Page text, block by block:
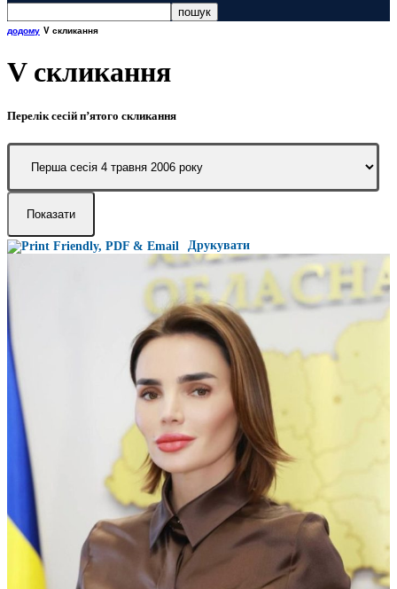
додому V скликання
V скликання
Перелік сесій п’ятого скликання
Друкувати